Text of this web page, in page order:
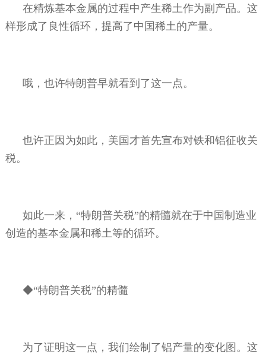
在精炼基本金属的过程中产生稀土作为副产品。这
样形成了良性循环，提高了中国稀土的产量。
哦，也许特朗普早就看到了这一点。
也许正因为如此，美国才首先宣布对铁和铝征收关
税。
如此一来，“特朗普关税”的精髓就在于中国制造业
创造的基本金属和稀土等的循环。
◆“特朗普关税”的精髓
为了证明这一点，我们绘制了铝产量的变化图。这